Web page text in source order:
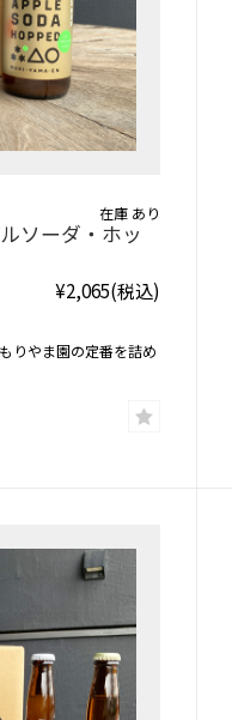
在庫 あり
ソーダ・ホッ
¥2,065(税込)
りやま園の定番を詰め